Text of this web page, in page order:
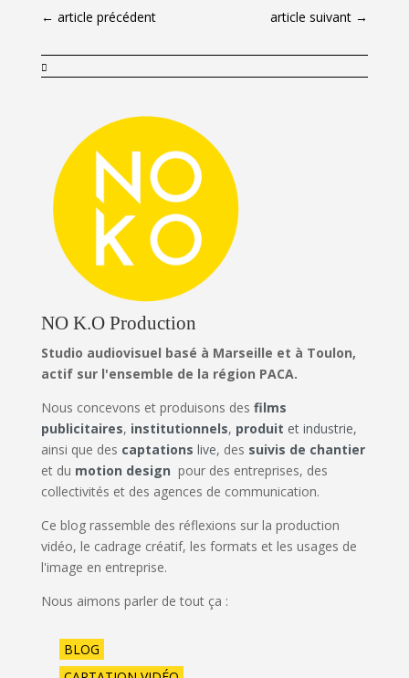
← article précédent article suivant →

NO K.O Production
Studio audiovisuel basé à Marseille et à Toulon,
actif sur l'ensemble de la région PACA.
Nous concevons et produisons des films
publicitaires, institutionnels, produit et industrie,
ainsi que des captations live, des suivis de chantier
et du motion design pour des entreprises, des
collectivités et des agences de communication.
Ce blog rassemble des réflexions sur la production
vidéo, le cadrage créatif, les formats et les usages de
l'image en entreprise.
Nous aimons parler de tout ça :
BLOG